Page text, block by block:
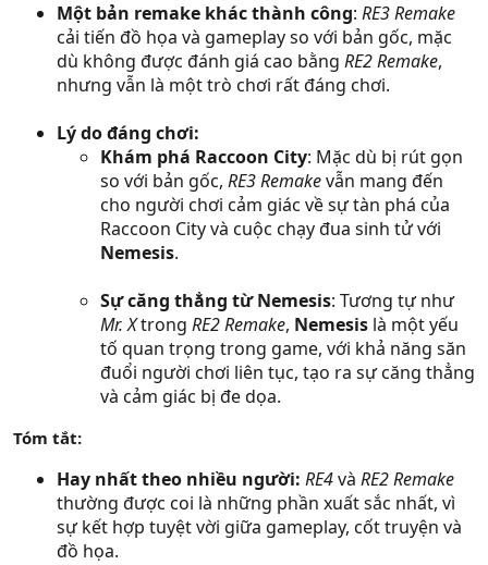
Một bản remake khác thành công: RE3 Remake
cải tiến đồ họa và gameplay so với bản gốc, mặc
dù không được đánh giá cao bằng RE2 Remake,
nhưng vẫn là một trò chơi rất đáng chơi.
Lý do đáng chơi:
Khám phá Raccoon City: Mặc dù bị rút gọn
so với bản gốc, RE3 Remakevẫn mang đến
cho người chơi cảm giác về sự tàn phá của
Raccoon City và cuộc chạy đua sinh tử với
Nemesis.
Sự căng thẳng từ Nemesis: Tương tự như
Mr. Xtrong RE2 Remake, Nemesis là một yếu
tố quan trọng trong game, với khả năng săn
đuổi người chơi liên tục, tạo ra sự căng thẳng
và cảm giác bị đe dọa.
Tóm tắt:
Hay nhất theo nhiều người: RE4và RE2 Remake
thường được coi là những phần xuất sắc nhất, vì
sự kết hợp tuyệt vời giữa gameplay, cốt truyện và
đồ họa.